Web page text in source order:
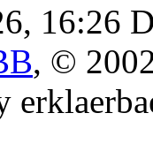
16:26
, ©